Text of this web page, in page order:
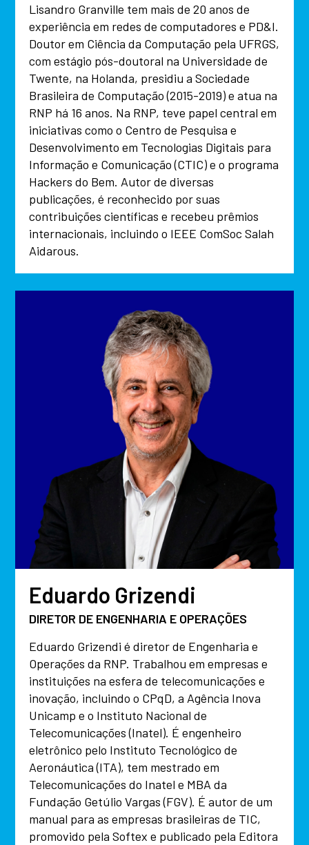
Lisandro Granville tem mais de 20 anos de
experiência em redes de computadores e PD&I.
Doutor em Ciência da Computação pela UFRGS,
com estágio pós-doutoral na Universidade de
Twente, na Holanda, presidiu a Sociedade
Brasileira de Computação (2015-2019) e atua na
RNP há 16 anos. Na RNP, teve papel central em
iniciativas como o Centro de Pesquisa e
Desenvolvimento em Tecnologias Digitais para
Informação e Comunicação (CTIC) e o programa
Hackers do Bem. Autor de diversas
publicações, é reconhecido por suas
contribuições científicas e recebeu prêmios
internacionais, incluindo o IEEE ComSoc Salah
Aidarous.
Eduardo Grizendi
DIRETOR DE ENGENHARIA E OPERAÇÕES
Eduardo Grizendi é diretor de Engenharia e
Operações da RNP. Trabalhou em empresas e
instituições na esfera de telecomunicações e
inovação, incluindo o CPqD, a Agência Inova
Unicamp e o Instituto Nacional de
Telecomunicações (Inatel). É engenheiro
eletrônico pelo Instituto Tecnológico de
Aeronáutica (ITA), tem mestrado em
Telecomunicações do Inatel e MBA da
Fundação Getúlio Vargas (FGV). É autor de um
manual para as empresas brasileiras de TIC,
promovido pela Softex e publicado pela Editora